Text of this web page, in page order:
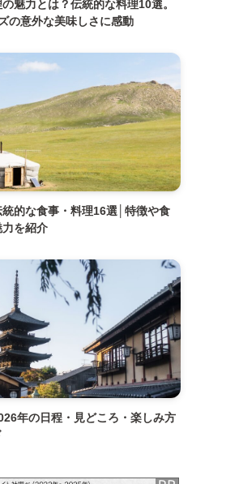
魅力とは？伝統的な料理10選。
の意外な美味しさに感動
的な食事・料理16選│特徴や食
を紹介
年の日程・見どころ・楽しみ方